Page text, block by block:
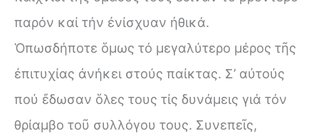
παρόν καί τήν ἐνίσχυαν ἠθικά.
Ὁπωσδήποτε ὅμως τό μεγαλύτερο μέρος τῆς
ἐπιτυχίας ἀνήκει στούς παίκτας. Σ’ αὐτούς
πού ἔδωσαν ὅλες τους τίς δυνάμεις γιά τόν
θρίαμβο τοῦ συλλόγου τους. Συνεπεῖς,